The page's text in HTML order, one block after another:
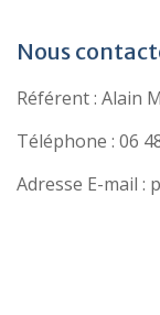
Nous
Référent : Alain
Téléphone : 06
Adresse E-mail :